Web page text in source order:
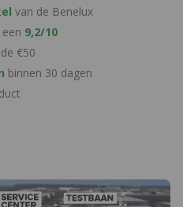
van de Benelux
9,2/10
€50
binnen 30 dagen